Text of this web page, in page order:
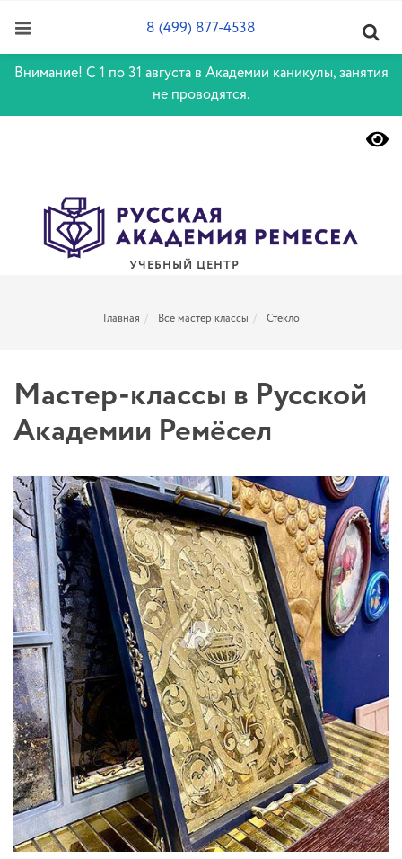
Внимание! С 1 по 31 августа в Академии каникулы, занятия
не проводятся.
УЧЕБНЫЙ ЦЕНТР
8 (499) 877-4538
Главная Все мастер классы Стекло
Мастер-классы в Русской
Академии Ремёсел